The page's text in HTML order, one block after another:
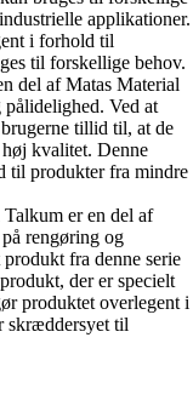
applikationer.
i forhold til
til forskellige behov.
del af Matas Material
Ved at
tillid til, at de
kvalitet. Denne
til produkter fra mindre
er en del af
rengøring og
fra denne serie
der er specielt
produktet overlegent i
skræddersyet til